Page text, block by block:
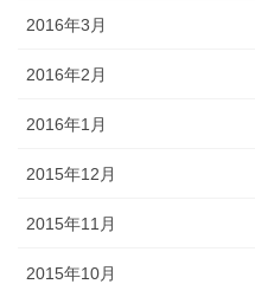
2016年3月
2016年2月
2016年1月
2015年12月
2015年11月
2015年10月